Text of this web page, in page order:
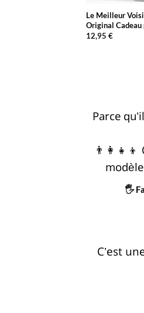
Le Meilleur
Original
12,95 €
Parce
🖐️
C’est